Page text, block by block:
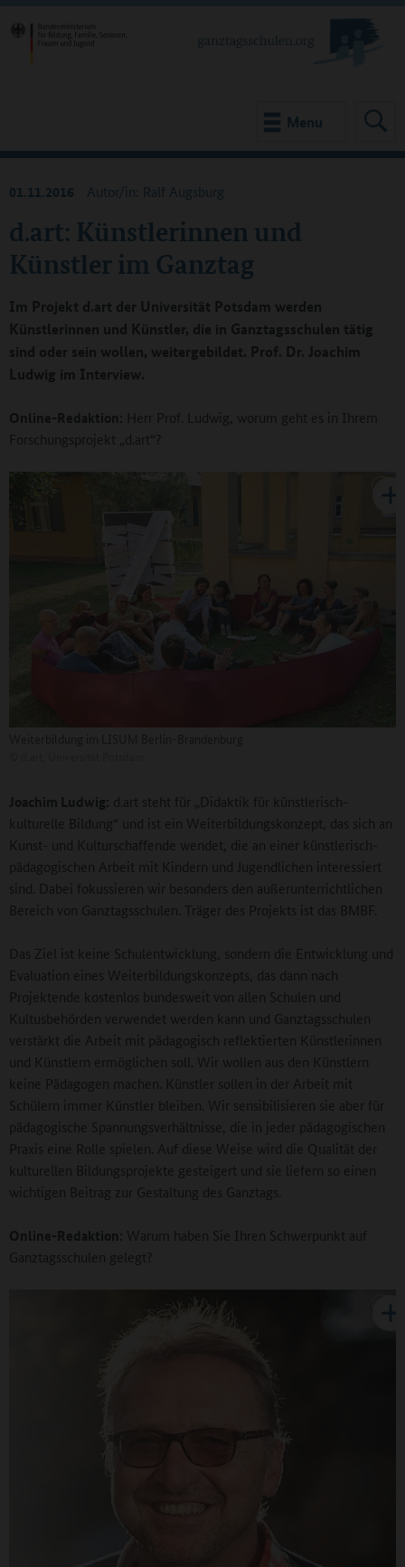
Menu
d.art: Künstlerinnen und
Künstler im Ganztag
01.11.2016 Autor/in: Ralf Augsburg
Im Projekt d.art der Universität Potsdam werden
Künstlerinnen und Künstler, die in Ganztagsschulen tätig
sind oder sein wollen, weitergebildet. Prof. Dr. Joachim
Ludwig im Interview.
Online-Redaktion: Herr Prof. Ludwig, worum geht es in Ihrem
Forschungsprojekt „d.art“?
Joachim Ludwig: d.art steht für „Didaktik für künstlerisch-
kulturelle Bildung“ und ist ein Weiterbildungskonzept, das sich an
Kunst- und Kulturschaffende wendet, die an einer künstlerisch-
pädagogischen Arbeit mit Kindern und Jugendlichen interessiert
sind. Dabei fokussieren wir besonders den außerunterrichtlichen
Bereich von Ganztagsschulen. Träger des Projekts ist das BMBF.
Das Ziel ist keine Schulentwicklung, sondern die Entwicklung und
Evaluation eines Weiterbildungskonzepts, das dann nach
Projektende kostenlos bundesweit von allen Schulen und
Kultusbehörden verwendet werden kann und Ganztagsschulen
verstärkt die Arbeit mit pädagogisch reflektierten Künstlerinnen
und Künstlern ermöglichen soll. Wir wollen aus den Künstlern
keine Pädagogen machen. Künstler sollen in der Arbeit mit
Schülern immer Künstler bleiben. Wir sensibilisieren sie aber für
pädagogische Spannungsverhältnisse, die in jeder pädagogischen
Praxis eine Rolle spielen. Auf diese Weise wird die Qualität der
kulturellen Bildungsprojekte gesteigert und sie liefern so einen
wichtigen Beitrag zur Gestaltung des Ganztags.
Online-Redaktion: Warum haben Sie Ihren Schwerpunkt auf
Ganztagsschulen gelegt?